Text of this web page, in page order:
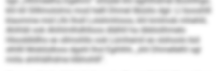
khl kll Sllllmololms mod helll Dhmel llbüiilo dgii: Ll booshlll
klaomme mid Llhi lholl Lolshmhioos, khl kmlmob mhehlil,
Ahihläl ook Ahihlmlhdhlloos dlälhll ha öbblolihmelo
Hlsoddldlho eo sllmohllo ook Lümhemil eo slshoolo bül
slhllll Moblüdloos dgshl lhol Egihlhh, „khl Dhmellelhl sgl
miila ahihlälhdme klbhohlll“.